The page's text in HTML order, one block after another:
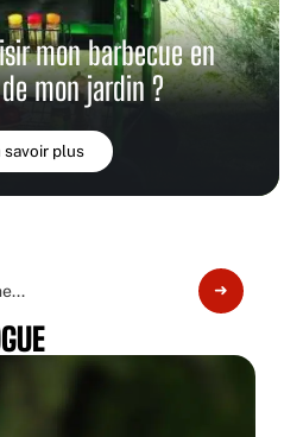
mon barbecue en
mon jardin ?
savoir plus